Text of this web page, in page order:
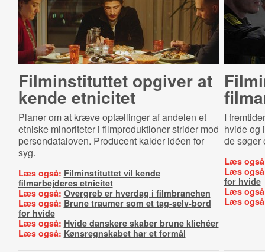
Fil­min­sti­tut­tet opgiver at
kende etnicitet
Planer om at kræve optællinger af andelen et
etniske minoriteter i filmproduktioner strider mod
persondataloven. Producent kalder idéen for
syg.
Læs også: Filminstituttet vil kende
filmarbejderes etnicitet
Læs også: Overgreb er hverdag i filmbranchen
Læs også: Brune traumer som et tag-selv-bord
for hvide
Læs også: Hvide danskere skaber brune klichéer
Læs også: Kønsregnskabet har et formål
I
hvide og
de søger
Læs
Læs
for hvide
Læs
Læs